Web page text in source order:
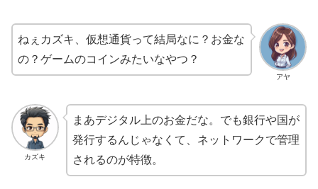
アヤ
ねぇカズキ、仮想通貨って結局なに？お金な
の？ゲームのコインみたいなやつ？
カズキ
まあデジタル上のお金だな。でも銀行や国が
発行するんじゃなくて、ネットワークで管理
されるのが特徴。